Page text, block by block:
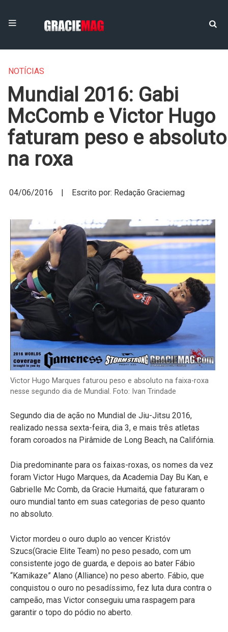
NOTÍCIAS
Mundial 2016: Gabi
McComb e Victor Hugo
faturam peso e absoluto
na roxa
04/06/2016 | Escrito por: Redação Graciemag
Victor Hugo Marques faturou peso e absoluto na faixa-roxa
nesse segundo dia de Mundial. Foto: Ivan Trindade
Segundo dia de ação no Mundial de Jiu-Jitsu 2016,
realizado nessa sexta-feira, dia 3, e mais três atletas
foram coroados na Pirâmide de Long Beach, na Califórnia.
Dia predominante para os faixas-roxas, os nomes da vez
foram Victor Hugo Marques, da Academia Day Bu Kan, e
Gabrielle Mc Comb, da Gracie Humaitá, que faturaram o
ouro mundial tanto em suas categorias de peso quanto
no absoluto.
Victor mordeu o ouro duplo ao vencer Kristóv
Szucs(Gracie Elite Team) no peso pesado, com um
consistente jogo de guarda, e depois ao bater Fábio
“Kamikaze” Alano (Alliance) no peso aberto. Fábio, que
conquistou o ouro no pesadíssimo, fez luta dura contra o
campeão, mas Victor conseguiu uma raspagem para
garantir o topo do pódio no aberto.